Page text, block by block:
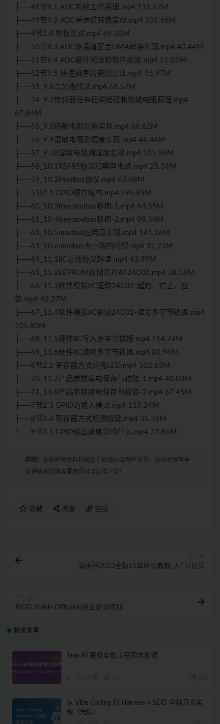
├──48节9.1 ADC系统工作原理.mp4 116.62M
├──49节9.2 ADC单通道转换实现.mp4 105.66M
├──4节1.4 整板 测试.mp4 69.30M
├──50节9.3 ADC多通道配合DMA转换实现.mp4 40.44M
├──51节9.4 ADC硬件滤波和软件滤波.mp4 51.05M
├──52节9.5 快速排序的使用方法.mp4 45.97M
├──53_9.6二分查找法.mp4 68.57M
├──54_9.7传感器任务框架搭建和热敏电阻原理.mp4
67.64M
├──55_9.8热敏电阻测温实现.mp4 86.62M
├──56_9.9湿敏电阻测湿度实现.mp4 44.46M
├──57_9.10湿敏电阻测湿度实现.mp4 101.96M
├──58_10.1RS485协议和典型电路.mp4 25.34M
├──59_10.2Modbus协议.mp4 63.08M
├──5节2.1 GPIO硬件结构.mp4 295.89M
├──60_10.3freemodbus移植-1.mp4 64.55M
├──61_10.4freemodbus移植-2.mp4 98.54M
├──62_10.5modbus应用层实现.mp4 141.26M
├──63_10.6modbus大小端的问题.mp4 32.25M
├──64_11.1IIC总线协议解读.mp4 43.99M
├──65_11.2EEPROM存储芯片AT24C02.mp4 38.58M
├──66_11.3软件模拟IIC驱动24C02-起始、停止、应
答.mp4 42.27M
├──67_11.4软件模拟IIC驱动24C02-读写多字节数据.mp4
105.80M
├──68_11.5硬件IIC写入多字节数据.mp4 114.74M
├──69_11.6硬件IIC读取多字节数据.mp4 80.94M
├──6节2.2 寄存器方式点亮LED.mp4 102.63M
├──70_11.7产品参数掉电保存与校验-1.mp4 40.03M
├──71_11.8产品参数掉电保存与校验-2.mp4 67.45M
├──7节2.3 GPIO的输入模式.mp4 137.24M
├──8节2.4 寄存器方式检测按键.mp4 35.36M
└──9节2.5 GPIO输出速度影响什么.mp4 72.86M
声明： 本站所有资料均来源于网络以及用户发布，如对资源有争
议请联系微信客服我们可以安排下架！
收藏 海报 链接
郭天祥2023全新51单片机教程-入门+提高
BIGD Stable Diffusion商业化训练班
相关文章
Java AI 高级全能工程师体系课
从 Vibe Coding 到 Harness × SDD 全栈开发实
战（完结）